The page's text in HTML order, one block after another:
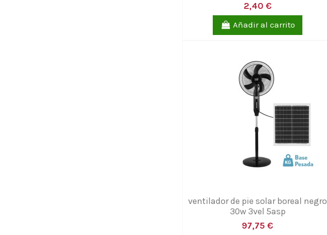
2,40 €
Añadir al carrito
ventilador de pie solar boreal negro
30w 3vel 5asp
97,75 €